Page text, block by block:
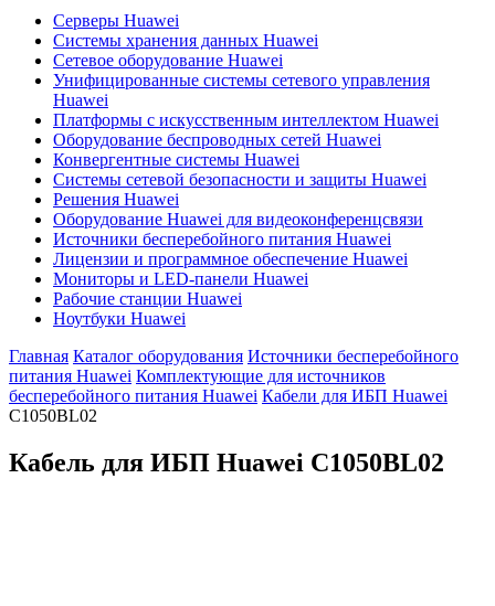
Серверы Huawei
Системы хранения данных Huawei
Сетевое оборудование Huawei
Унифицированные системы сетевого управления
Huawei
Платформы с искусственным интеллектом Huawei
Оборудование беспроводных сетей Huawei
Конвергентные системы Huawei
Системы сетевой безопасности и защиты Huawei
Решения Huawei
Оборудование Huawei для видеоконференцсвязи
Источники бесперебойного питания Huawei
Лицензии и программное обеспечение Huawei
Мониторы и LED-панели Huawei
Рабочие станции Huawei
Ноутбуки Huawei
Главная Каталог оборудования Источники бесперебойного
питания Huawei Комплектующие для источников
бесперебойного питания Huawei Кабели для ИБП Huawei
C1050BL02
Кабель для ИБП Huawei C1050BL02